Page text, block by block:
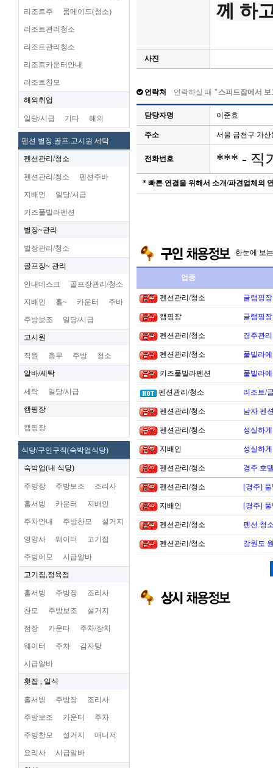
리조트주 룸메이드(청소)
리조트관리청소
리조트관리청소
리조트카운터안내
리조트찬모
해외취업
일당/시급 기타 해외
펜션 별장.골프.고시원 세탁
펜션관리/청소
펜션관리/청소 펜션주바
지배인 일당/시급
키즈풀빌라펜션
별장~관리
별장관리/청소
골프장~ 관리
안내데스크 골프장관리/청소
지배인 홀~ 카운터 주바
주방보조 일당/시급
고시원
직원 총무 주방 청소
알바/세탁
세탁 일당/시급
캠핑장
캠핑장
식당/구인구직(숙박업식당)
숙박업(내 식당)
주방장 주방보조 조리사
홀서빙 카운터 지배인
주차안내 주방찬모 설거지
영양사 웨이터 고기집
주방이모 시급알바
고기집,정육점
홀서빙 주방장 조리사
찬모 주방보조 설거지
점장 카운타 주차/장치
웨이터 주차 감자탕
시급알바
횟집 , 일식
홀서빙 주방장 조리사
주방보조 카운터 주차
주방찬모 설거지 매니저
요리사 시급알바
께 하
사진
연락처 연락하실 때 "스피드잡에서
담당자명 이준효
주소 서울 금천구 가산
전화번호 *** - 직
* 빠른 연결을 위해서 소개/파견업체의
한눈에 보
업종
펜션관리/청소 글램핑
캠핑장 글램핑
펜션관리/청소 경주관
펜션관리/청소 풀빌라
키즈풀빌라펜션 풀빌라
펜션관리/청소 리조트/
펜션관리/청소 남자 펜
펜션관리/청소 성실하
지배인 성실하
펜션관리/청소 경주 호
펜션관리/청소 [경주]
지배인 [경주]
펜션관리/청소 펜션 청
펜션관리/청소 강원도